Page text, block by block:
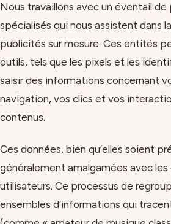
Nous travaillons avec un éventail de
spécialisés qui nous assistent dans
publicités sur mesure. Ces entités
outils, tels que les pixels et les
saisir des informations concernant
navigation, vos clics et vos
contenus.
Ces données, bien qu’elles soient
généralement amalgamées avec les
utilisateurs. Ce processus de
ensembles d’informations qui